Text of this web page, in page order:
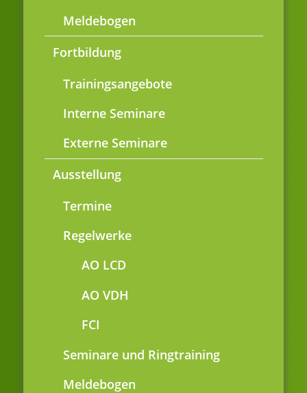
Meldebogen
Fortbildung
Trainingsangebote
Interne Seminare
Externe Seminare
Ausstellung
Termine
Regelwerke
AO LCD
AO VDH
FCI
Seminare und Ringtraining
Meldebogen